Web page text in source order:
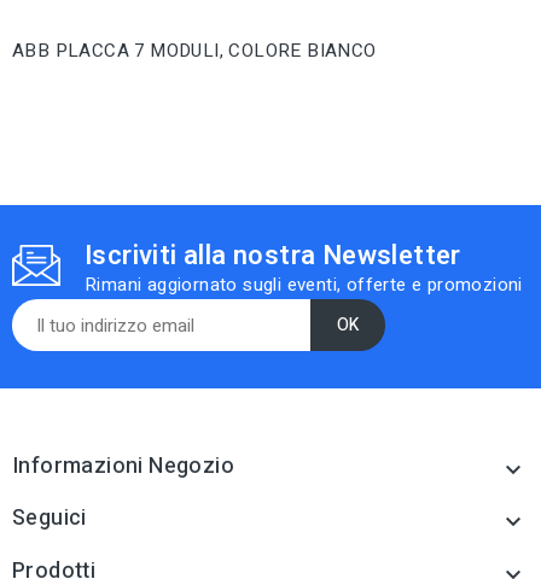
ABB PLACCA 7 MODULI, COLORE BIANCO
Iscriviti alla nostra Newsletter
Rimani aggiornato sugli eventi, offerte e promozioni
Informazioni Negozio 
Seguici 
Prodotti